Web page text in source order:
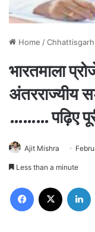
Home /Chhattisgarh
भारतमाला
अंतरराज्यीय
……… पढ़िए
Ajit Mishra
Less than a minute
Facebook